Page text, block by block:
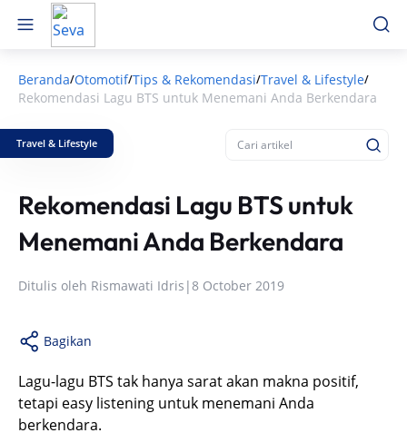
Beranda/Otomotif/Tips & Rekomendasi/Travel & Lifestyle/
Rekomendasi Lagu BTS untuk Menemani Anda Berkendara
Travel & Lifestyle
Rekomendasi Lagu BTS untuk
Menemani Anda Berkendara
Ditulis oleh Rismawati Idris |8 October 2019
Bagikan
Lagu-lagu BTS tak hanya sarat akan makna positif,
tetapi easy listening untuk menemani Anda
berkendara.